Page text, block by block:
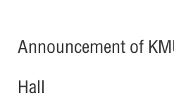
Announcement of
Hall